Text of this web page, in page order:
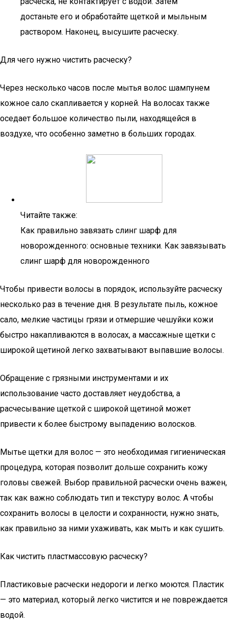
достаньте его и обработайте щеткой и мыльным
раствором. Наконец, высушите расческу.
Для чего нужно чистить расческу?
Через несколько часов после мытья волос шампунем
кожное сало скапливается у корней. На волосах также
оседает большое количество пыли, находящейся в
воздухе, что особенно заметно в больших городах.
Читайте также:
Как правильно завязать слинг шарф для
новорожденного: основные техники. Как завязывать
слинг шарф для новорожденного
Чтобы привести волосы в порядок, используйте расческу
несколько раз в течение дня. В результате пыль, кожное
сало, мелкие частицы грязи и отмершие чешуйки кожи
быстро накапливаются в волосах, а массажные щетки с
широкой щетиной легко захватывают выпавшие волосы.
Обращение с грязными инструментами и их
использование часто доставляет неудобства, а
расчесывание щеткой с широкой щетиной может
привести к более быстрому выпадению волосков.
Мытье щетки для волос — это необходимая гигиеническая
процедура, которая позволит дольше сохранить кожу
головы свежей. Выбор правильной расчески очень важен,
так как важно соблюдать тип и текстуру волос. А чтобы
сохранить волосы в целости и сохранности, нужно знать,
как правильно за ними ухаживать, как мыть и как сушить.
Как чистить пластмассовую расческу?
Пластиковые расчески недороги и легко моются. Пластик
— это материал, который легко чистится и не повреждается
водой.